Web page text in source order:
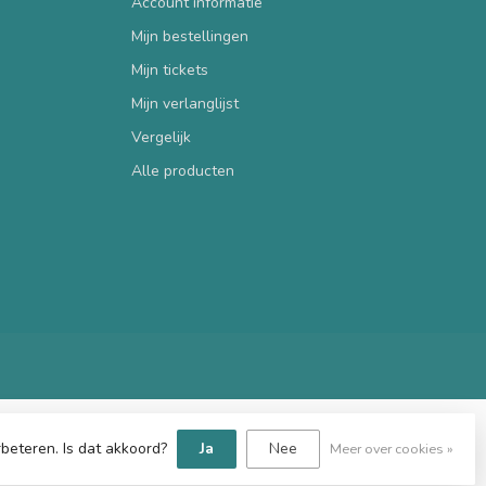
Mijn bestellingen
Mijn tickets
Mijn verlanglijst
Vergelijk
Alle producten
Is dat akkoord? Ja Nee Meer over cookies »